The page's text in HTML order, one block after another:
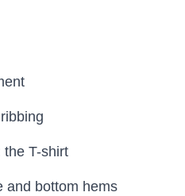
the T-shirt
and bottom hems